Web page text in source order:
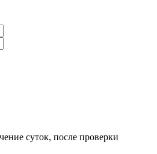
суток, после проверки